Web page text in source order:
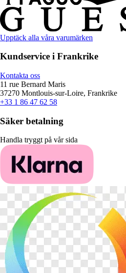
Upptäck alla våra varumärken
Kundservice i Frankrike
Kontakta oss
11 rue Bernard Maris
37270 Montlouis-sur-Loire, Frankrike
+33 1 86 47 62 58
Säker betalning
Handla tryggt på vår sida